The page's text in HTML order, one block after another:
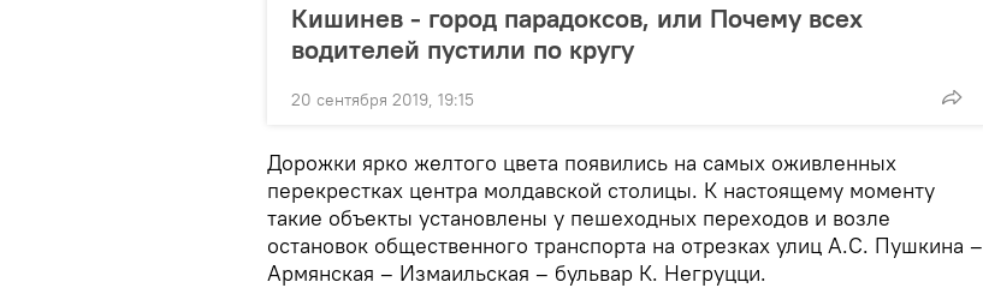
Кишинев - город парадоксов, или Почему всех
водителей пустили по кругу
20 сентября 2019, 19:15
Дорожки ярко желтого цвета появились на самых оживленных
перекрестках центра молдавской столицы. К настоящему моменту
такие объекты установлены у пешеходных переходов и возле
остановок общественного транспорта на отрезках улиц А.С. Пушкина –
Армянская – Измаильская – бульвар К. Негруцци.